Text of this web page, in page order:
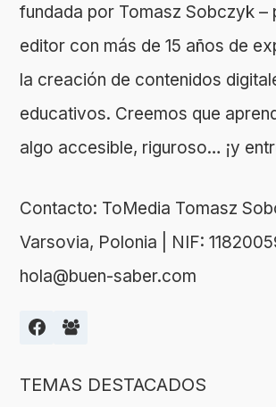
fundada por Tomasz Sobczyk –
editor con más de 15 años de
la creación de contenidos
educativos. Creemos que
algo accesible, riguroso… ¡y
Contacto: ToMedia Tomasz
Varsovia, Polonia | NIF:
hola@buen-saber.com
TEMAS DESTACADOS